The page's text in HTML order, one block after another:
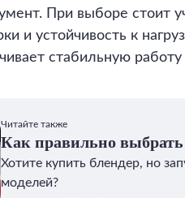
При выборе стоит
и устойчивость к
стабильную
Читайте также
Как правильно выбрать
Хотите купить блендер, но
моделей?